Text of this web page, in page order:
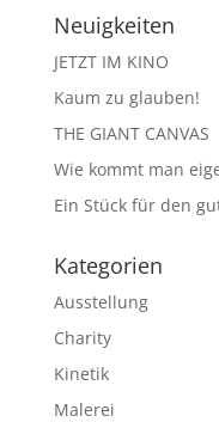
Neuigkeiten
JETZT IM KINO
Kaum zu glauben!
THE GIANT CANVAS
Wie kommt man
Ein Stück für den
Kategorien
Ausstellung
Charity
Kinetik
Malerei